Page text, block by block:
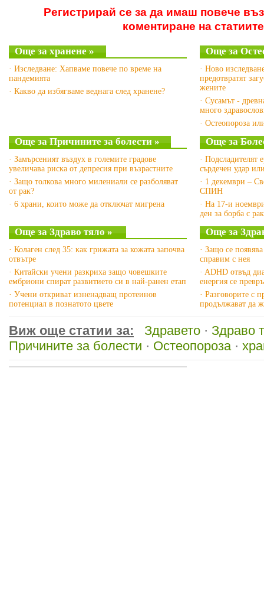
Регистрирай се за да имаш повече
коментиране на статиите
Още за хранене »
· Изследване: Хапваме повече по време на
пандемията
· Какво да избягваме веднага след хранене?
Още за
· Ново
предотвратят
жените
· Сусамът -
много
· Остеопороза
Още за Причините за болести »
· Замърсеният въздух в големите градове
увеличава риска от депресия при възрастните
· Защо толкова много милениали се разболяват
от рак?
· 6 храни, които може да отключат мигрена
Още за
· Подсладителят
сърдечен удар
· 1 декември –
СПИН
· На 17-и
ден за борба с
Още за Здраво тяло »
· Колаген след 35: как грижата за кожата започва
отвътре
· Китайски учени разкриха защо човешките
ембриони спират развитието си в най-ранен етап
· Учени откриват изненадващ протеинов
потенциал в познатото цвете
Още за
· Защо се
справим с нея
· ADHD отвъд
енергия се
· Разговорите с
продължават да
Виж още статии за: Здравето · Здраво
Причините за болести · Остеопороза·